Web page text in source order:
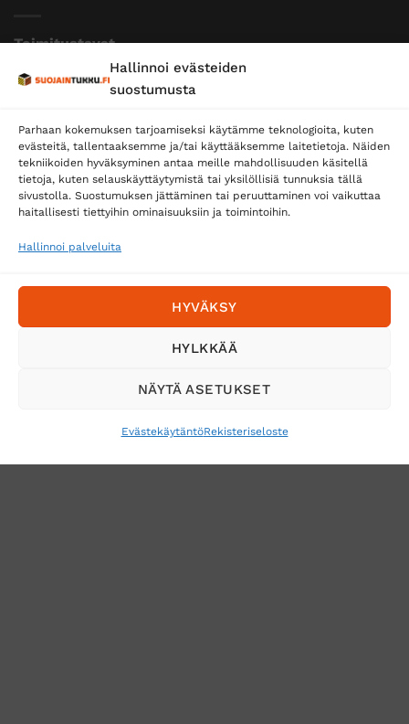
Hallinnoi evästeiden
suostumusta
Parhaan kokemuksen tarjoamiseksi käytämme teknologioita, kuten
evästeitä, tallentaaksemme ja/tai käyttääksemme laitetietoja. Näiden
tekniikoiden hyväksyminen antaa meille mahdollisuuden käsitellä
tietoja, kuten selauskäyttäytymistä tai yksilöllisiä tunnuksia tällä
sivustolla. Suostumuksen jättäminen tai peruuttaminen voi vaikuttaa
haitallisesti tiettyihin ominaisuuksiin ja toimintoihin.
Hallinnoi palveluita
HYVÄKSY
HYLKKÄÄ
NÄYTÄ ASETUKSET
EvästekäytäntöRekisteriseloste
Toimitustavat
Posti
Postnord
Tilaa uutiskirje ja saat erikoisalennuksia